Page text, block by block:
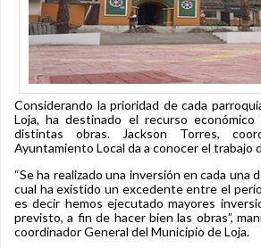
Considerando la prioridad de cada
Loja, ha destinado el recurso económico
distintas obras. Jackson Torres,
Ayuntamiento Local da a conocer el trabajo
“Se ha realizado una inversión en cada una
cual ha existido un excedente entre el
es decir hemos ejecutado mayores
previsto, a fin de hacer bien las obras”,
coordinador General del Municipio de Loja.